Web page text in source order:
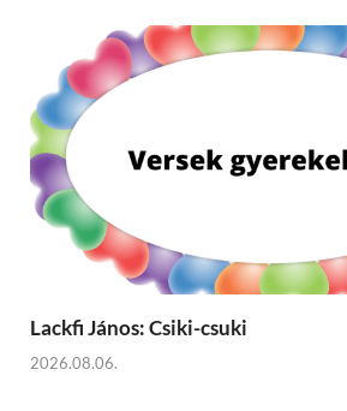
Lackfi János: Csiki-csuki
2026.08.06.